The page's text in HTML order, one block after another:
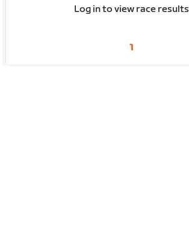
Log in to view race results
1